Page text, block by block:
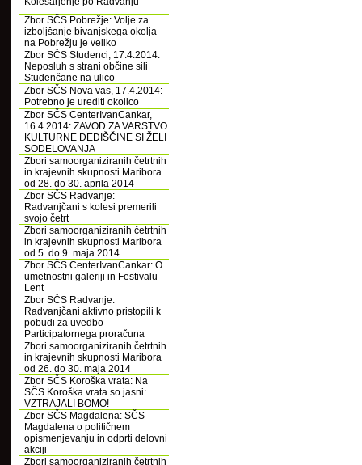
Zbor SČS Pobrežje: Volje za
izboljšanje bivanjskega okolja
na Pobrežju je veliko
Zbor SČS Studenci, 17.4.2014:
Neposluh s strani občine sili
Studenčane na ulico
Zbor SČS Nova vas, 17.4.2014:
Potrebno je urediti okolico
Zbor SČS CenterIvanCankar,
16.4.2014: ZAVOD ZA VARSTVO
KULTURNE DEDIŠČINE SI ŽELI
SODELOVANJA
Zbori samoorganiziranih četrtnih
in krajevnih skupnosti Maribora
od 28. do 30. aprila 2014
Zbor SČS Radvanje:
Radvanjčani s kolesi premerili
svojo četrt
Zbori samoorganiziranih četrtnih
in krajevnih skupnosti Maribora
od 5. do 9. maja 2014
Zbor SČS CenterIvanCankar: O
umetnostni galeriji in Festivalu
Lent
Zbor SČS Radvanje:
Radvanjčani aktivno pristopili k
pobudi za uvedbo
Participatornega proračuna
Zbori samoorganiziranih četrtnih
in krajevnih skupnosti Maribora
od 26. do 30. maja 2014
Zbor SČS Koroška vrata: Na
SČS Koroška vrata so jasni:
VZTRAJALI BOMO!
Zbor SČS Magdalena: SČS
Magdalena o političnem
opismenjevanju in odprti delovni
akciji
Zbori samoorganiziranih četrtnih